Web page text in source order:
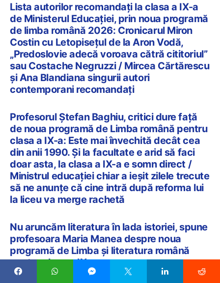
Lista autorilor recomandați la clasa a IX-a
de Ministerul Educației, prin noua programă
de limba română 2026: Cronicarul Miron
Costin cu Letopisețul de la Aron Vodă,
„Predoslovie adecă voroava cătră cititoriul”
sau Costache Negruzzi / Mircea Cărtărescu
și Ana Blandiana singurii autori
contemporani recomandați
Profesorul Ștefan Baghiu, critici dure față
de noua programă de Limba română pentru
clasa a IX-a: Este mai învechită decât cea
din anii 1990. Și la facultate e arid să faci
doar asta, la clasa a IX-a e somn direct /
Ministrul educației chiar a ieșit zilele trecute
să ne anunțe că cine intră după reforma lui
la liceu va merge rachetă
Nu aruncăm literatura în lada istoriei, spune
profesoara Maria Manea despre noua
programă de Limba și literatura română
pentru clasa a IX-a